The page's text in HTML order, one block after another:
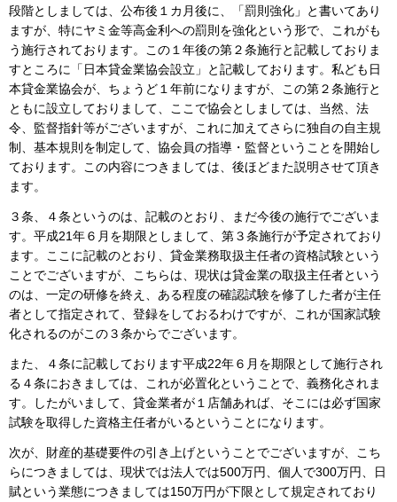
段階としましては、公布後１カ月後に、「罰則強化」と書いてあり
ますが、特にヤミ金等高金利への罰則を強化という形で、これがも
う施行されております。この１年後の第２条施行と記載しておりま
すところに「日本貸金業協会設立」と記載しております。私ども日
本貸金業協会が、ちょうど１年前になりますが、この第２条施行と
ともに設立しておりまして、ここで協会としましては、当然、法
令、監督指針等がございますが、これに加えてさらに独自の自主規
制、基本規則を制定して、協会員の指導・監督ということを開始し
ております。この内容につきましては、後ほどまた説明させて頂き
ます。
３条、４条というのは、記載のとおり、まだ今後の施行でございま
す。平成21年６月を期限としまして、第３条施行が予定されており
ます。ここに記載のとおり、貸金業務取扱主任者の資格試験という
ことでございますが、こちらは、現状は貸金業の取扱主任者という
のは、一定の研修を終え、ある程度の確認試験を修了した者が主任
者として指定されて、登録をしておるわけですが、これが国家試験
化されるのがこの３条からでございます。
また、４条に記載しております平成22年６月を期限として施行され
る４条におきましては、これが必置化ということで、義務化されま
す。したがいまして、貸金業者が１店舗あれば、そこには必ず国家
試験を取得した資格主任者がいるということになります。
次が、財産的基礎要件の引き上げということでございますが、こち
らにつきましては、現状では法人では500万円、個人で300万円、日
賦という業態につきましては150万円が下限として規定されており